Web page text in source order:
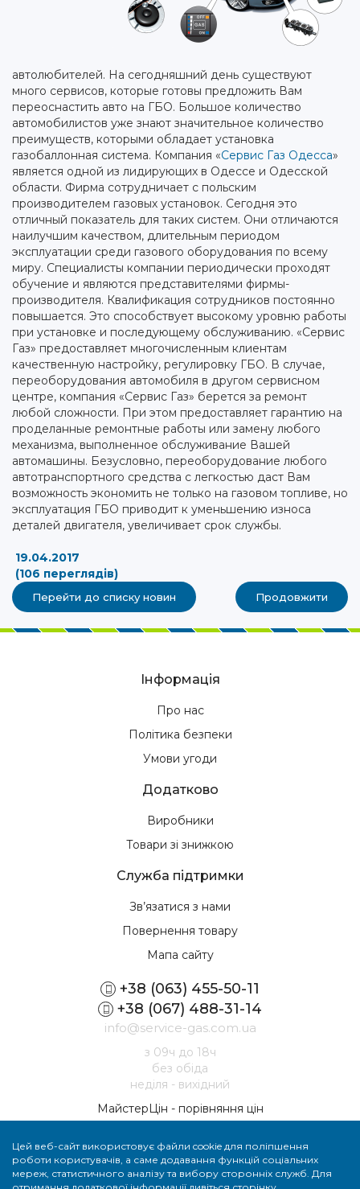
автолюбителей. На сегодняшний день существуют
много сервисов, которые готовы предложить Вам
переоснастить авто на ГБО. Большое количество
автомобилистов уже знают значительное количество
преимуществ, которыми обладает установка
газобаллонная система. Компания «Сервис Газ Одесса»
является одной из лидирующих в Одессе и Одесской
области. Фирма сотрудничает с польским
производителем газовых установок. Сегодня это
отличный показатель для таких систем. Они отличаются
наилучшим качеством, длительным периодом
эксплуатации среди газового оборудования по всему
миру. Специалисты компании периодически проходят
обучение и являются представителями фирмы-
производителя. Квалификация сотрудников постоянно
повышается. Это способствует высокому уровню работы
при установке и последующему обслуживанию. «Сервис
Газ» предоставляет многочисленным клиентам
качественную настройку, регулировку ГБО. В случае,
переоборудования автомобиля в другом сервисном
центре, компания «Сервис Газ» берется за ремонт
любой сложности. При этом предоставляет гарантию на
проделанные ремонтные работы или замену любого
механизма, выполненное обслуживание Вашей
автомашины. Безусловно, переоборудование любого
автотранспортного средства с легкостью даст Вам
возможность экономить не только на газовом топливе, но
эксплуатация ГБО приводит к уменьшению износа
деталей двигателя, увеличивает срок службы.
19.04.2017
(106 переглядів)
Перейти до списку новин Продовжити
Інформація
Про нас
Політика безпеки
Умови угоди
Додатково
Виробники
Товари зі знижкою
Служба підтримки
Зв’язатися з нами
Повернення товару
Мапа сайту
+38 (063) 455-50-11
+38 (067) 488-31-14
info@service-gas.com.ua
з 09ч до 18ч
без обіда
неділя - вихідний
МайстерЦін - порівняння цін
Цей веб-сайт використовує файли cookie для поліпшення
роботи користувачів, а саме додавання функцій соціальних
мереж, статистичного аналізу та вибору сторонніх служб. Для